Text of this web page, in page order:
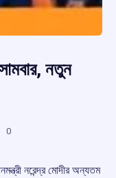
নতুন
0
নরেন্দ্র মোদীর অন্যতম